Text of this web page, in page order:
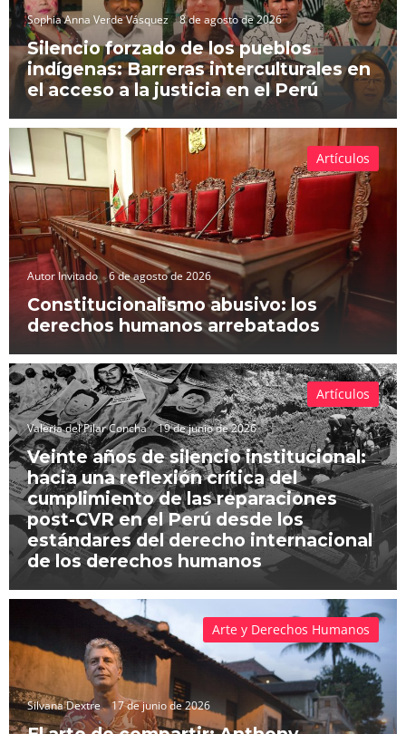
Sophia Anna Verde Vásquez 8 de agosto de 2026
Silencio forzado de los pueblos
indígenas: Barreras interculturales en
el acceso a la justicia en el Perú
Autor Invitado 6 de agosto de 2026
Constitucionalismo abusivo: los
derechos humanos arrebatados
Artículos
Valeria del Pilar Concha 19 de junio de 2026
Veinte años de silencio institucional:
hacia una reflexión crítica del
cumplimiento de las reparaciones
post-CVR en el Perú desde los
estándares del derecho internacional
de los derechos humanos
Artículos
Silvana Dextre 17 de junio de 2026
Arte y Derechos Humanos